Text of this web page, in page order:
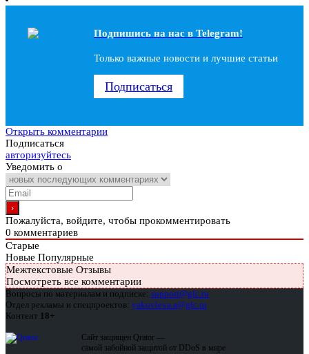
Подпишись на наc в Telegram!
Только важные новости и лучшие статьи
Подписаться
Открыть комментарии
Подписаться
авторизуйтесь
Уведомить о
Пожалуйста, войдите, чтобы прокомментировать
0 комментариев
Старые
Новые Популярные
Межтекстовые Отзывы
Посмотреть все комментарии
Вопросы по материалам и подписке: support@glc.ru
Отдел рекламы и спецпроектов: yakovleva.a@glc.ru
Контент 18+
Сайт защищен Qrator —
самой забойной защитой от DDoS в мире